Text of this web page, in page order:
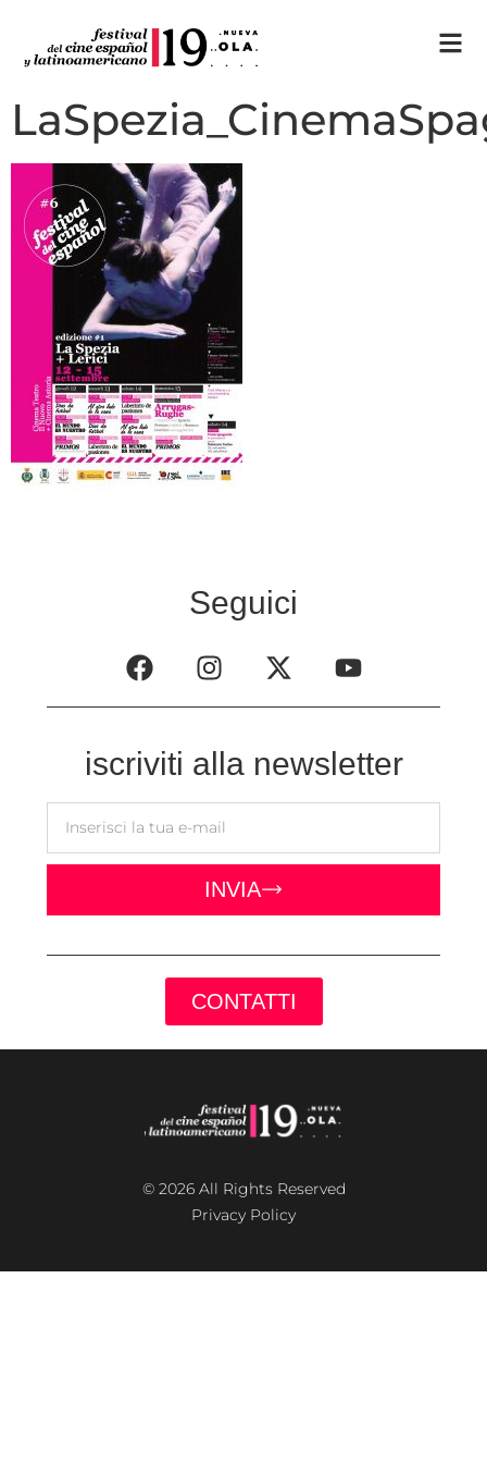
Seguici
iscriviti alla newsletter
INVIA
CONTATTI
© 2026 All Rights Reserved
Privacy Policy